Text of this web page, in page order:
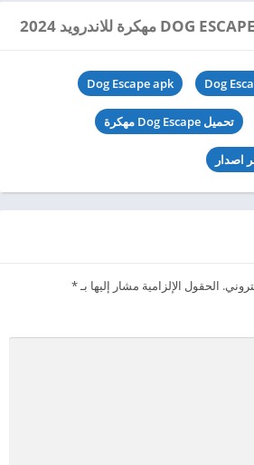
Dog
Dog Escape apk
تحميل Dog Escape مهكرة
الحقول الإلزامية مشار إليها بـ*